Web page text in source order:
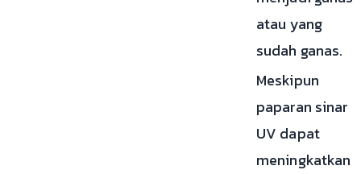
atau yang
sudah ganas.
Meskipun
paparan sinar
UV dapat
meningkatkan